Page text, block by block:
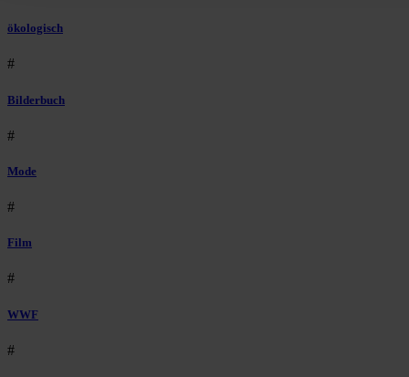
ökologisch
#
Bilderbuch
#
Mode
#
Film
#
WWF
#